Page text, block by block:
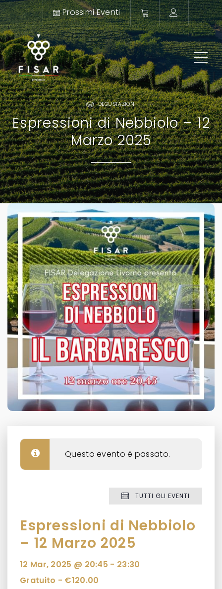
Prossimi Eventi
DEGUSTAZIONI
Espressioni di Nebbiolo – 12
Marzo 2025
Questo evento è passato.
TUTTI GLI EVENTI
Espressioni di Nebbiolo
– 12 Marzo 2025
12 Mar, 2025 @ 20:45 - 23:30
Gratuito - €120.00